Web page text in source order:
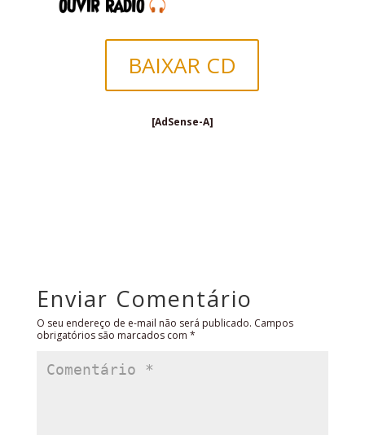
BAIXAR CD
[AdSense-A]
Enviar Comentário
O seu endereço de e-mail não será publicado. Campos
obrigatórios são marcados com *